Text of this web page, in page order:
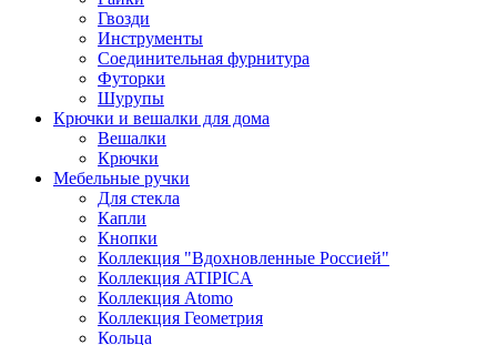
Гвозди
Инструменты
Соединительная фурнитура
Футорки
Шурупы
Крючки и вешалки для дома
Вешалки
Крючки
Мебельные ручки
Для стекла
Капли
Кнопки
Коллекция "Вдохновленные Россией"
Коллекция ATIPICA
Коллекция Atomo
Коллекция Геометрия
Кольца